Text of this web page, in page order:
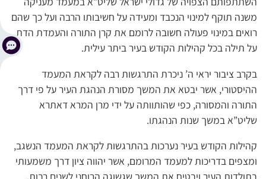
משנה תוקף למינוי הנכבד ומעידה על חשיבותו הרבה ועל כך שהם
רואים במינוי פעולה חשובה לרומם את קרן התורה והעמדת הדת
על תילה בכל קהילות הקודש בעיר ביתר עילית.
בקרב ציבור יראי ה’ ניכרת התרגשות רבה לקראת המעמד
ההיסטורי, אשר יבטא את המשך מסורת הנהגת העיר על פי דרך
התורה והמסורה, כפי שהותוותה על ידי מרן המרא דאתרא
שליט”א במשך שנות הנהגתו.
קהילות הקודש בעיר נערכות בהתרגשות לקראת המעמד הנשגב,
ומצפים בדריכות למעמד המרומם, אשר יהווה ציון דרך משמעותי